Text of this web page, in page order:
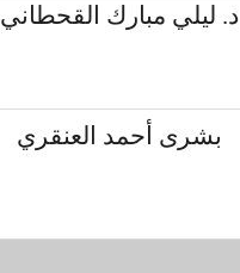
د. ليلي مبارك القحطاني
بشرى أحمد العنقري